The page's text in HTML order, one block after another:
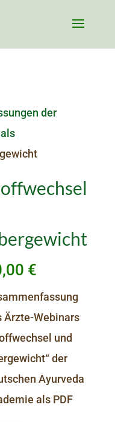
der
€
Ärzte-Webinars
und
der
Ayurveda
als PDF